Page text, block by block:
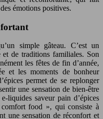
émotions positives.
simple gâteau. C’est un
de traditions familiales. Son
les fêtes de fin d’année,
et les moments de bonheur
permet de se replonger
une sensation de bien-être
liquides saveur pain d’épices
food », qui consiste à
une sensation de réconfort et